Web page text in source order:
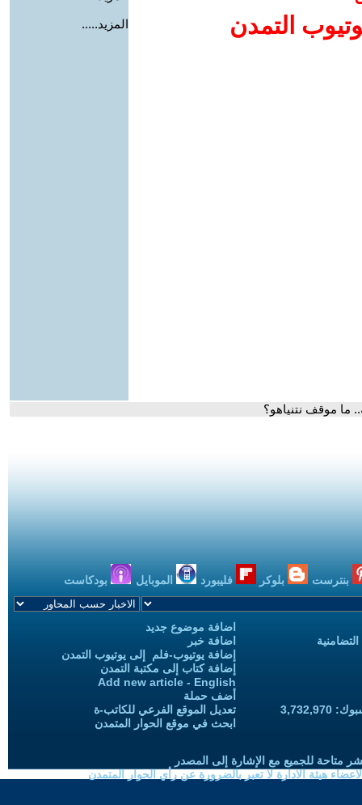
التمدن
المزيد.....
ما موقف نتنياهو؟
بنترست بلوكر فليبورد الموبايل بودكاست
اضافة موضوع جديد
اضافة خبر
إضافة يوتيوب-فلم إلى يوتيوب التمدن
إضافة كتاب إلى مكتبة التمدن
Add new article - English
أضف حملة
تعديل الموقع الفرعي للكاتب-ة
ابحث في موقع الحوار المتمدن
متاحة للجميع مع الإشارة إلى المصدر
هيئة الادارة لا تعبر بالضرورة عن رأي الحوار المتمدن